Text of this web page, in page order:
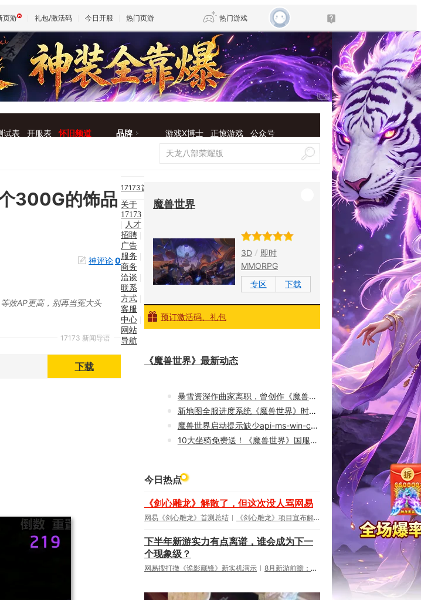
页游 礼包/激活码 今日开服 热门页游 热门游戏
魔兽 DNF 传奇4
试表 开服表 怀旧频道 品牌 游戏X博士 正惊游戏 公众号
300G的饰品
神评论0
17173 新闻导语
效AP更高，别再当冤大头
下载
魔兽世界
3D
即时
MMORPG
专区
下载
预订激活码、礼包
《魔兽世界》最新动态
暴雪资深作曲家离职，曾创作《魔兽世界》等多款游戏配乐
新地图全服进度系统《魔兽世界》时光服P5阶段今日上线
魔兽世界启动提示缺少api-ms-win-core-libraryloader-l1-2-0.dll？完整修复解决教程
10大坐骑免费送！《魔兽世界》国服21周年庆典明日开启
今日热点
《剑心雕龙》解散了，但这次没人骂网易
网易《剑心雕龙》首测总结 《剑心雕龙》项目宣布解散
下半年新游实力有点离谱，谁会成为下一
个现象级？
网易搜打撤《诡影藏锋》新实机演示 8月新游前瞻：《诡秘之主》领衔
17173首
页 |
新
闻
新网
游 |
找游
戏 |
关于
17173
人才
招聘
广告
服务
商务
洽谈
联系
方式
客服
中心
网站
导航